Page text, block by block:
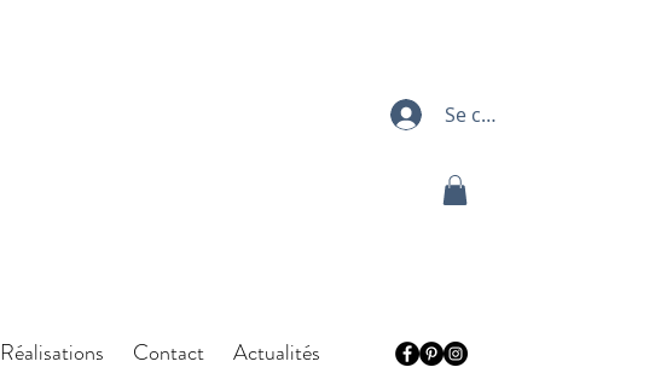
Se connecter
Réalisations Contact Actualités